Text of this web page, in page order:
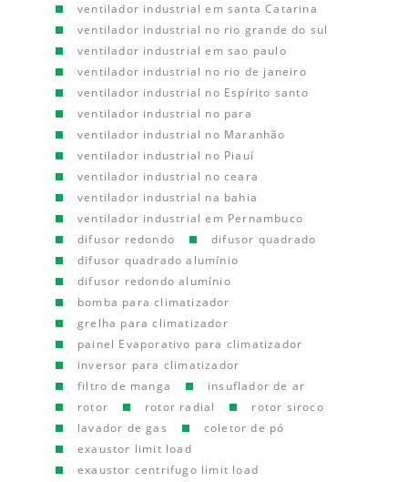
ventilador industrial em santa Catarina
ventilador industrial no rio grande do sul
ventilador industrial em sao paulo
ventilador industrial no rio de janeiro
ventilador industrial no Espírito santo
ventilador industrial no para
ventilador industrial no Maranhão
ventilador industrial no Piauí
ventilador industrial no ceara
ventilador industrial na bahia
ventilador industrial em Pernambuco
difusor redondo
difusor quadrado
difusor quadrado alumínio
difusor redondo alumínio
bomba para climatizador
grelha para climatizador
painel Evaporativo para climatizador
inversor para climatizador
filtro de manga
insuflador de ar
rotor
rotor radial
rotor siroco
lavador de gas
coletor de pó
exaustor limit load
exaustor centrifugo limit load